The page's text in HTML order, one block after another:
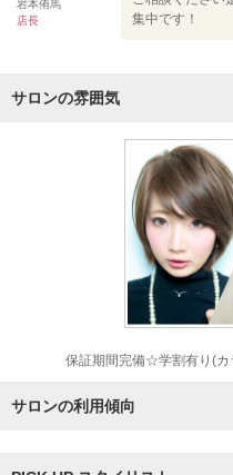
岩本侑馬
店長
集中です！
サロンの雰囲気
保証期間完備☆学割有り(
サロンの利用傾向